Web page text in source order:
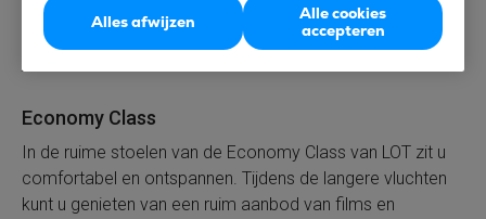
Aan boord
Economy Class
In de ruime stoelen van de Economy Class van LOT zit u
comfortabel en ontspannen. Tijdens de langere vluchten
kunt u genieten van een ruim aanbod van films en
Alles afwijzen
Alle cookies
accepteren